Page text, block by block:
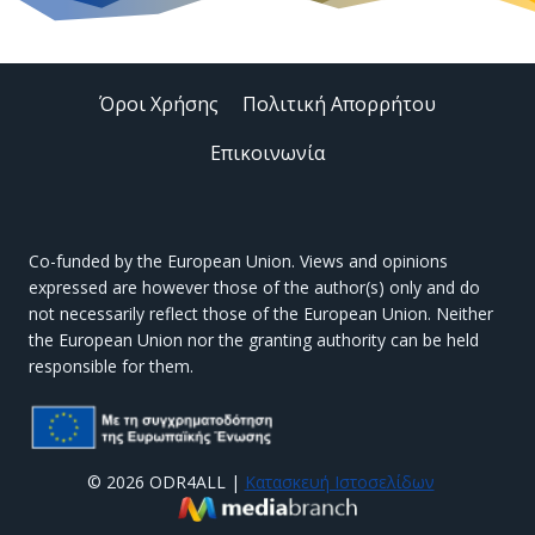
Όροι Χρήσης
Πολιτική Απορρήτου
Επικοινωνία
Co-funded by the European Union. Views and opinions
expressed are however those of the author(s) only and do
not necessarily reflect those of the European Union. Neither
the European Union nor the granting authority can be held
responsible for them.
© 2026 ODR4ALL | Κατασκευή Ιστοσελίδων